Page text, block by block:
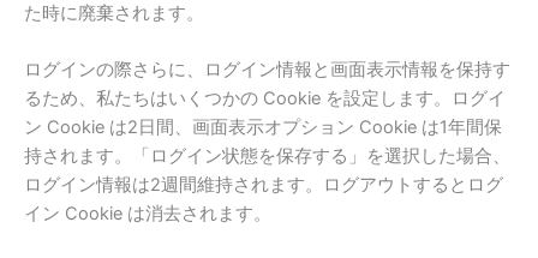
た時に廃棄されます。
ログインの際さらに、ログイン情報と画面表示情報を保持す
るため、私たちはいくつかの Cookie を設定します。ログイ
ン Cookie は2日間、画面表示オプション Cookie は1年間保
持されます。「ログイン状態を保存する」を選択した場合、
ログイン情報は2週間維持されます。ログアウトするとログ
イン Cookie は消去されます。